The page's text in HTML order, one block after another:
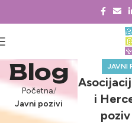
Blog
Početna
Javni pozivi
JAVNI
i
poziv